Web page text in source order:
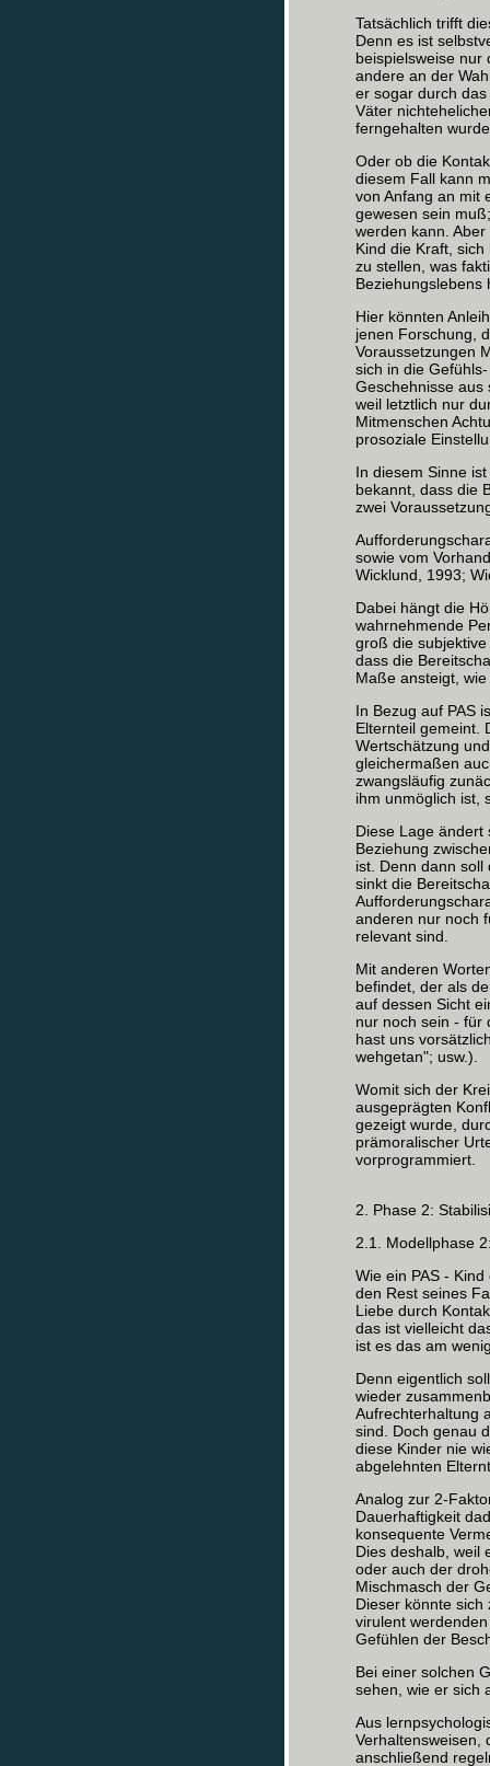
Tatsächlich trifft
Denn es ist
beispielsweise nur
andere an der
er sogar durch
Väter
ferngehalten
Oder ob die
diesem Fall kann
von Anfang an mit
gewesen sein
werden kann.
Kind die Kraft,
zu stellen, was
Beziehungslebens
Hier könnten
jenen Forschung,
Voraussetzungen
sich in die
Geschehnisse aus
weil letztlich nur
Mitmenschen
prosoziale
In diesem Sinne
bekannt, dass die
zwei
sowie vom
Wicklund, 1993;
Dabei hängt die
wahrnehmende
groß die
dass die
Maße ansteigt,
In Bezug auf PAS
Elternteil gemeint.
Wertschätzung
gleichermaßen
zwangsläufig
ihm unmöglich ist,
Diese Lage ändert
Beziehung
ist. Denn dann
sinkt die
anderen nur noch
relevant sind.
Mit anderen
befindet, der als
auf dessen Sicht
nur noch sein - für
hast uns
wehgetan"; usw.).
Womit sich der
ausgeprägten
gezeigt wurde,
prämoralischer
vorprogrammiert.
2. Phase 2:
2.1. Modellphase
Wie ein PAS -
den Rest seines
Liebe durch
das ist vielleicht
ist es das am
Denn eigentlich
wieder
Aufrechterhaltung
sind. Doch genau
diese Kinder nie
abgelehnten
Analog zur 2-
Dauerhaftigkeit
konsequente
Dies deshalb, weil
oder auch der
Mischmasch der
Dieser könnte
virulent
Gefühlen der
Bei einer solchen
sehen, wie er sich
Aus
Verhaltensweisen,
anschließend